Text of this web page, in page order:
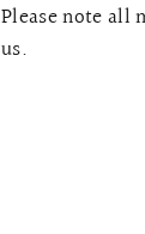
Please note all
us.